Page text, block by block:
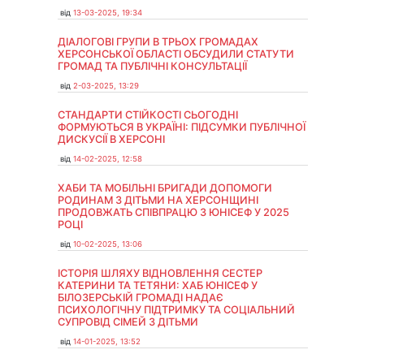
від 13-03-2025, 19:34
ДІАЛОГОВІ ГРУПИ В ТРЬОХ ГРОМАДАХ
ХЕРСОНСЬКОЇ ОБЛАСТІ ОБСУДИЛИ СТАТУТИ
ГРОМАД ТА ПУБЛІЧНІ КОНСУЛЬТАЦІЇ
від 2-03-2025, 13:29
СТАНДАРТИ СТІЙКОСТІ СЬОГОДНІ
ФОРМУЮТЬСЯ В УКРАЇНІ: ПІДСУМКИ ПУБЛІЧНОЇ
ДИСКУСІЇ В ХЕРСОНІ
від 14-02-2025, 12:58
ХАБИ ТА МОБІЛЬНІ БРИГАДИ ДОПОМОГИ
РОДИНАМ З ДІТЬМИ НА ХЕРСОНЩИНІ
ПРОДОВЖАТЬ СПІВПРАЦЮ З ЮНІСЕФ У 2025
РОЦІ
від 10-02-2025, 13:06
ІСТОРІЯ ШЛЯХУ ВІДНОВЛЕННЯ СЕСТЕР
КАТЕРИНИ ТА ТЕТЯНИ: ХАБ ЮНІСЕФ У
БІЛОЗЕРСЬКІЙ ГРОМАДІ НАДАЄ
ПСИХОЛОГІЧНУ ПІДТРИМКУ ТА СОЦІАЛЬНИЙ
СУПРОВІД СІМЕЙ З ДІТЬМИ
від 14-01-2025, 13:52